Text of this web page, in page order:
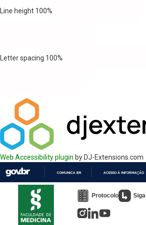
Line height 100%
Letter spacing 100%
Web Accessibility plugin by DJ-Extensions.com
PARA
COMUNICA BR ACESSO À INFORMAÇÃO
Protocolo Siga